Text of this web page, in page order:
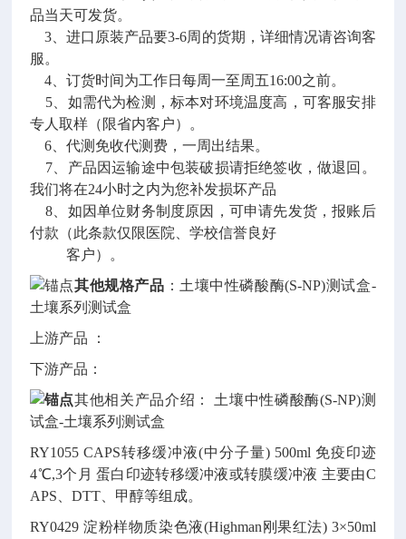
品当天可发货。
3、进口原装产品要3-6周的货期，详细情况请咨询客
服。
4、订货时间为工作日每周一至周五16:00之前。
5、如需代为检测，标本对环境温度高，可客服安排
专人取样（限省内客户）。
6、代测免收代测费，一周出结果。
7、产品因运输途中包装破损请拒绝签收，做退回。
我们将在24小时之内为您补发损坏产品
8、如因单位财务制度原因，可申请先发货，报账后
付款（此条款仅限医院、学校信誉良好
客户）。
其他规格产品 ：土壤中性磷酸酶(S-NP)测试盒-
土壤系列测试盒
上游产品 ：
下游产品：
其他相关产品介绍： 土壤中性磷酸酶(S-NP)测
试盒-土壤系列测试盒
RY1055 CAPS转移缓冲液(中分子量) 500ml 免疫印迹
4℃,3个月 蛋白印迹转移缓冲液或转膜缓冲液 主要由C
APS、DTT、甲醇等组成。
RY0429 淀粉样物质染色液(Highman刚果红法) 3×50ml